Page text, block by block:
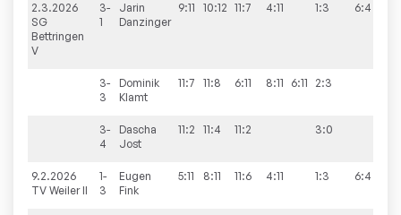
2.3.2026
SG
Bettringen
V
3-
1
Jarin
Danzinger
9:11 10:12 11:7 4:11 1:3 6:4
3-
3
Dominik
Klamt
11:7 11:8 6:11 8:11 6:11 2:3
3-
4
Dascha
Jost
11:2 11:4 11:2 3:0
9.2.2026
TV Weiler II
1-
3
Eugen
Fink
5:11 8:11 11:6 4:11 1:3 6:4